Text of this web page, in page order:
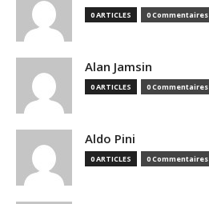
0 ARTICLES 0 Commentaires
Alan Jamsin
0 ARTICLES 0 Commentaires
Aldo Pini
0 ARTICLES 0 Commentaires